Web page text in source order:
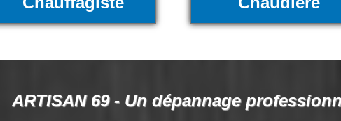
ARTISAN 69 - Un dépannage